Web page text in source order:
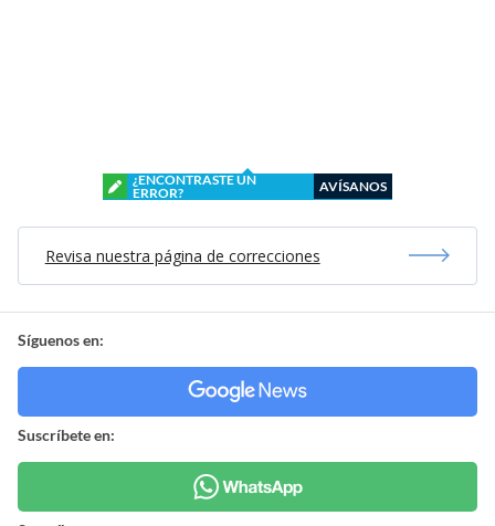
¿ENCONTRASTE UN
ERROR?
AVÍSANOS
Revisa nuestra página de correcciones
Síguenos en:
Suscríbete en: